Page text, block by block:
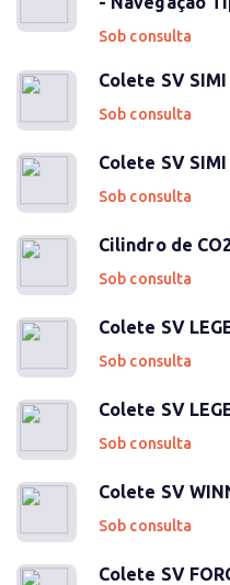
Sob consulta
Colete SV SIMI
Sob consulta
Colete SV SIMI
Sob consulta
Cilindro de
Sob consulta
Colete SV
Sob consulta
Colete SV
Sob consulta
Colete SV
Sob consulta
Colete SV